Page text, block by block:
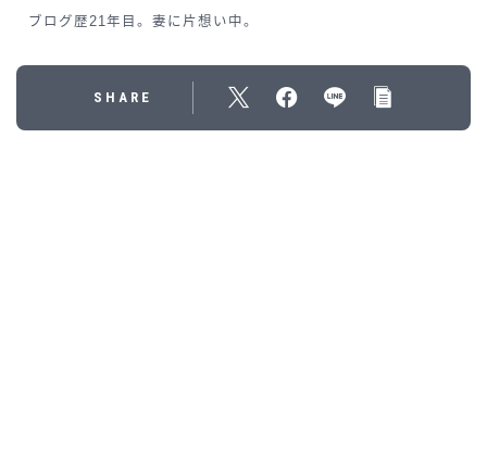
ブログ歴21年目。妻に片想い中。
SHARE